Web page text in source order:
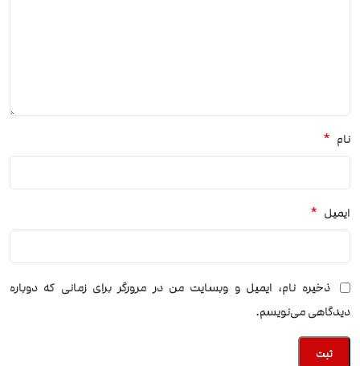
نام *
ایمیل *
ذخیره نام، ایمیل و وبسایت من در مرورگر برای زمانی که دوباره
دیدگاهی می‌نویسم.